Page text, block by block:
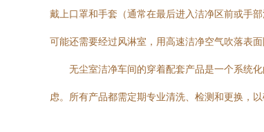
戴上口罩和手套（通常在最后进入洁净区前或手部
可能还需要经过风淋室，用高速洁净空气吹落表面
无尘室洁净车间的穿着配套产品是一个系统
虑。所有产品都需定期专业清洗、检测和更换，以